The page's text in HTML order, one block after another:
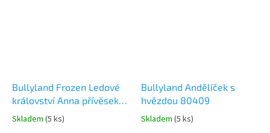
Bullyland Frozen Ledové
království Anna přívěsek
13072
Průměrné
Skladem (5 ks)
Bullyland Andělíček s
hvězdou 80409
Průměrné
Skladem (5 ks)